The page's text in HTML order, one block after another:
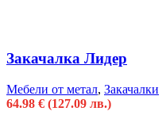
Закачалка Лидер
Мебели от метал, Закачалки
64.98 € (127.09 лв.)